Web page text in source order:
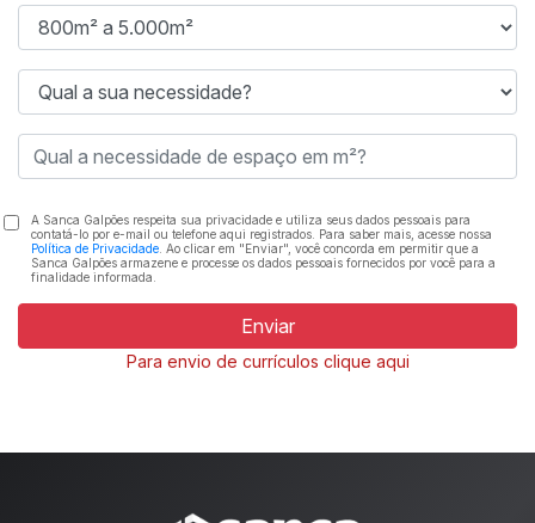
decisão estratégica para quem deseja abastecer o
comércio paulistano sem enfrentar longos deslocamentos
— reduzindo custos de transporte e tempo de entrega.
Se a sua operação exige um endereço logístico
completo, com infraestrutura moderna e acesso
privilegiado, conheça o CL Osasco 3 da Sanca Galpões
— um espaço projetado para impulsionar a eficiência do
seu negócio.
Rodovia Presidente
4,2 KM 10,5 KM
Marginal Pinheiros
Covas
A Sanca Galpões respeita sua privacidade e utiliza seus dados pessoais para
contatá-lo por e-mail ou telefone aqui registrados. Para saber mais, acesse nossa
Política de Privacidade . Ao clicar em "Enviar", você concorda em permitir que a
Sanca Galpões armazene e processe os dados pessoais fornecidos por você para a
finalidade informada.
Para envio de currículos clique aqui